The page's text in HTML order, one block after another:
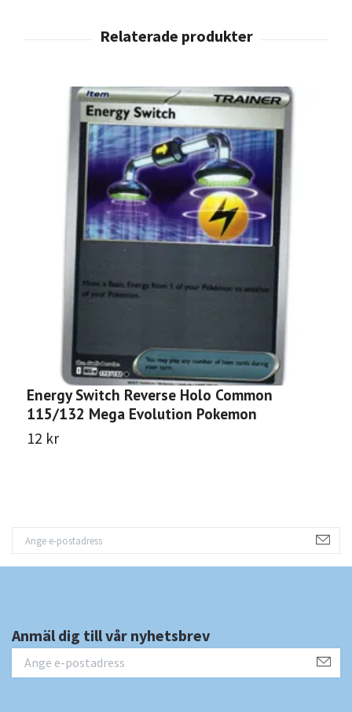
Energy Switch Reverse Holo Common
115/132 Mega Evolution Pokemon
12 kr
Anmäl dig till vår nyhetsbrev